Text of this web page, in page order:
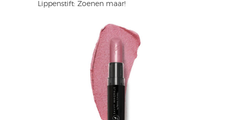
Lippenstift: Zoenen maar!